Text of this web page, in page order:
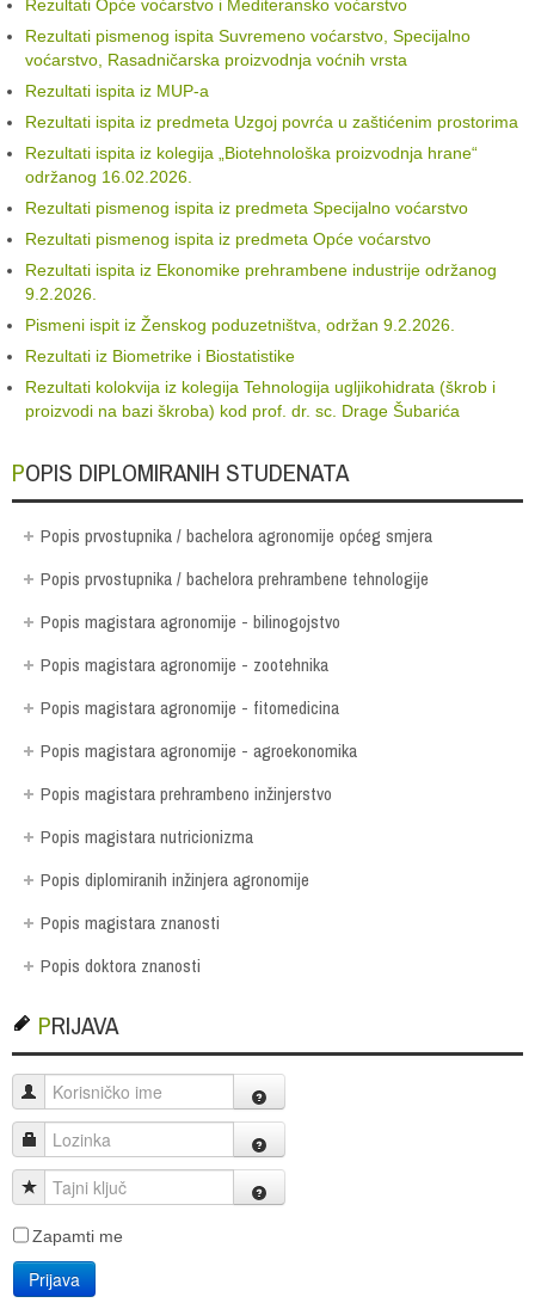
Rezultati Opće voćarstvo i Mediteransko voćarstvo
Rezultati pismenog ispita Suvremeno voćarstvo, Specijalno
voćarstvo, Rasadničarska proizvodnja voćnih vrsta
Rezultati ispita iz MUP-a
Rezultati ispita iz predmeta Uzgoj povrća u zaštićenim prostorima
Rezultati ispita iz kolegija „Biotehnološka proizvodnja hrane“
održanog 16.02.2026.
Rezultati pismenog ispita iz predmeta Specijalno voćarstvo
Rezultati pismenog ispita iz predmeta Opće voćarstvo
Rezultati ispita iz Ekonomike prehrambene industrije održanog
9.2.2026.
Pismeni ispit iz Ženskog poduzetništva, održan 9.2.2026.
Rezultati iz Biometrike i Biostatistike
Rezultati kolokvija iz kolegija Tehnologija ugljikohidrata (škrob i
proizvodi na bazi škroba) kod prof. dr. sc. Drage Šubarića
POPIS DIPLOMIRANIH STUDENATA
Popis prvostupnika / bachelora agronomije općeg smjera
Popis prvostupnika / bachelora prehrambene tehnologije
Popis magistara agronomije - bilinogojstvo
Popis magistara agronomije - zootehnika
Popis magistara agronomije - fitomedicina
Popis magistara agronomije - agroekonomika
Popis magistara prehrambeno inžinjerstvo
Popis magistara nutricionizma
Popis diplomiranih inžinjera agronomije
Popis magistara znanosti
Popis doktora znanosti
PRIJAVA
Korisničko ime
Lozinka
Tajni ključ
Zapamti me
Prijava